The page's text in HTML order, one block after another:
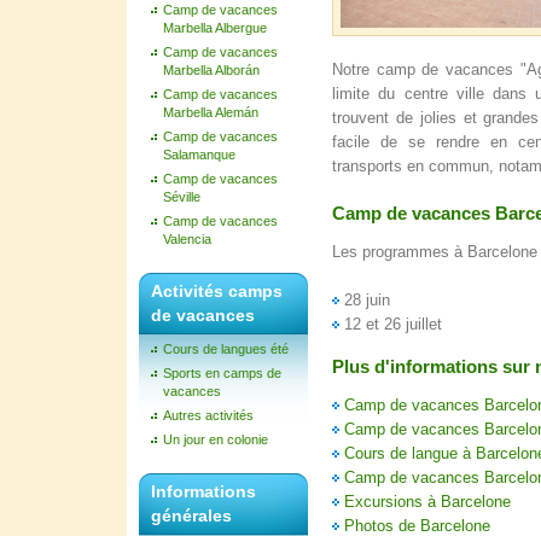
Camp de vacances
Marbella Albergue
Camp de vacances
Marbella Alborán
Camp de vacances
Marbella Alemán
Camp de vacances
Salamanque
Camp de vacances
Séville
Camp de vacances
Valencia
Activités camps
de vacances
Cours de langues été
Sports en camps de
vacances
Autres activités
Un jour en colonie
Informations
générales
Notre camp de vacances
limite du centre ville dans
trouvent de jolies et
facile de se rendre en
transports en commun,
Camp de vacances
Les programmes à
28 juin
12 et 26 juillet
Plus d'informations sur
Camp de vacances
Camp de vacances
Cours de langue à
Camp de vacances
Excursions à Barcelone
Photos de Barcelone